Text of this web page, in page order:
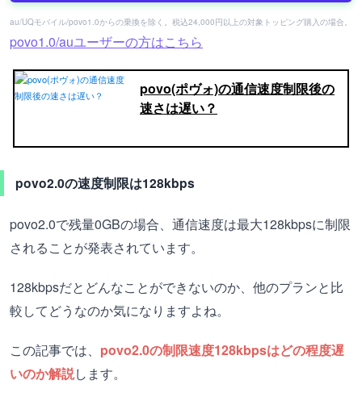
au/UQモバイル/povo1.0からの乗換を除く。税込24,000円以上の対象トッピング購入の場合。
povo1.0/auユーザーの方はこちら
povo(ポヴォ)の通信速度制限後の
速さは遅い？
povo2.0の速度制限は128kbps
povo2.0で残量0GBの場合、通信速度は最大128kbpsに制限
されることが発表されています。
128kbpsだとどんなことができないのか、他のプランと比
較してどうなのか気になりますよね。
この記事では、 povo2.0の制限速度128kbpsはどの程度遅
いのか解説します。